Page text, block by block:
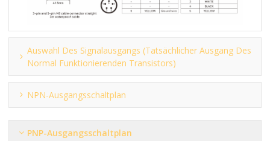
Auswahl Des Signalausgangs (tatsächlicher Ausgang Des
Normal Funktionierenden Transistors)
NPN-Ausgangsschaltplan
PNP-Ausgangsschaltplan